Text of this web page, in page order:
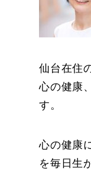
仙台在住
心の健康
す。
心の健康
を毎日生